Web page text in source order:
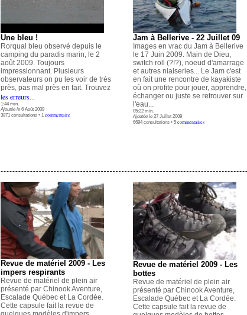
Une bleu !
Rorqual bleu observé depuis le
camping du paradis marin, le 2
août 2009. Toujours
impressionnant. Plusieurs
observateurs on pu les voir de très
près, pas mal près en fait. Trouvez
les erreurs...
1:44 min.
Ajoutée le 6 Août 2009
3871 consultations • 1 commentaire
Jam à Bellerive - 22 Juillet 09
Images en vrac du Jam à Bellerive
le 17 Juin 2009. Main de Dieu,
switch roll (?!?), noeud d'amarrage
et autres niaiseries... Le Jam c'est
en fait une rencontre de kayakiste
où on profite pour jouer, apprendre,
échanger ou juste se retrouver sur
l'eau...
05:22 min.
Ajoutée le 27 Juillet 2009
6694 consultations • 5 commentaires
Revue de matériel 2009 - Les
impers respirants
Revue de matériel de plein air
présenté par Chinook Aventure,
Escalade Québec et La Cordée.
Cette capsule fait la revue de
Revue de matériel 2009 - Les
bottes
Revue de matériel de plein air
présenté par Chinook Aventure,
Escalade Québec et La Cordée.
Cette capsule fait la revue de